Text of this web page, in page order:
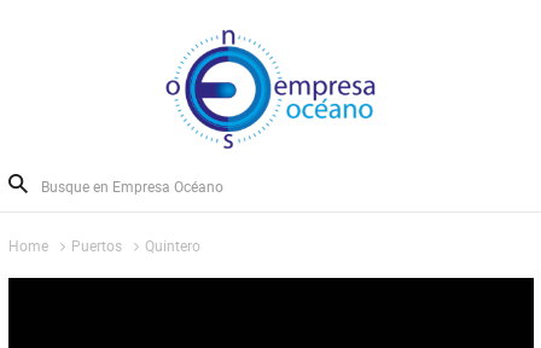
Home Puertos Quintero